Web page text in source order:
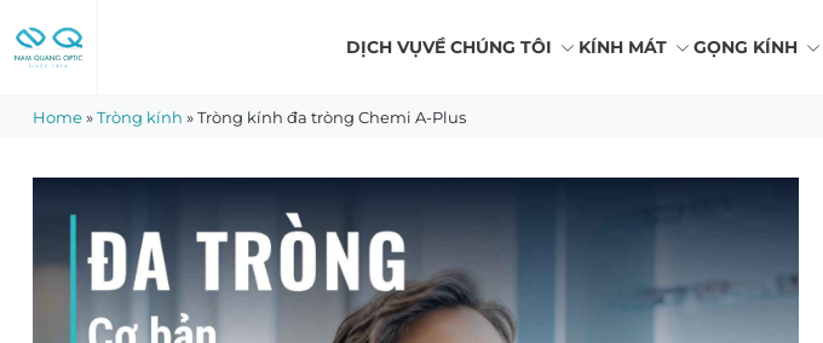
to
content
DỊCH VỤVỀ CHÚNG TÔI KÍNH MÁT GỌNG KÍNH
Home»Tròng kính »Tròng kính đa tròng Chemi A-Plus